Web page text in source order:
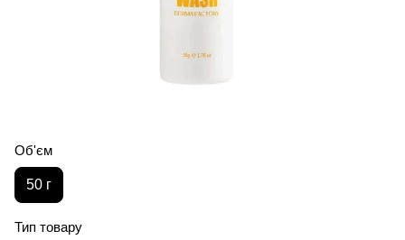
Об'єм
50 г
Тип товару